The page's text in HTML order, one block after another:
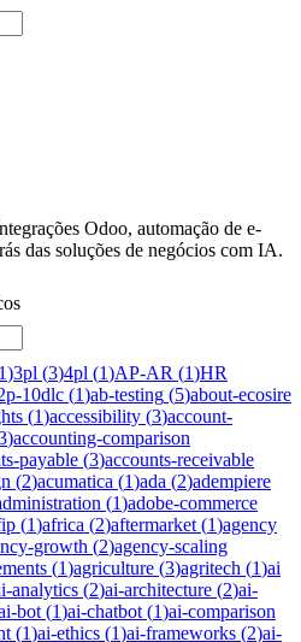
Odoo, automação de e-
das soluções de negócios com IA.
1)3pl (3)4pl (1)AP-AR (1)HR
10dlc (1)ab-testing (5)about-ecosire
(1)accessibility (3)account-
)accounting-comparison
payable (3)accounts-receivable
(2)acumatica (1)ada (2)adempiere
(1)adobe-commerce
(1)africa (2)aftermarket (1)agency
growth (2)agency-scaling
(1)agriculture (3)agritech (1)ai
analytics (2)ai-architecture (2)ai-
bot (1)ai-chatbot (1)ai-comparison
(1)ai-ethics (1)ai-frameworks (2)ai-